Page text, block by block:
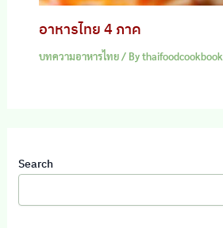
อาหารไทย 4 ภาค
บทความอาหารไทย/ Bythaifoodcookbook
Search